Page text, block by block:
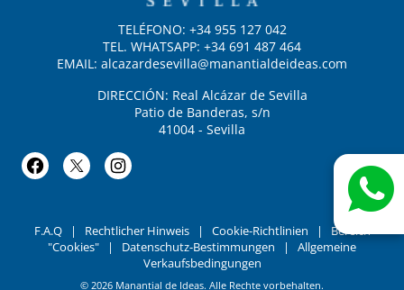
TELÉFONO: +34 955 127 042
TEL. WHATSAPP: +34 691 487 464
EMAIL: alcazardesevilla@manantialdeideas.com
DIRECCIÓN: Real Alcázar de Sevilla
Patio de Banderas, s/n
41004 - Sevilla
© 2026 Manantial de Ideas. Alle Rechte vorbehalten.
F.A.Q| Rechtlicher Hinweis| Cookie-Richtlinien | Bereich
"Cookies" | Datenschutz-Bestimmungen | Allgemeine
Verkaufsbedingungen